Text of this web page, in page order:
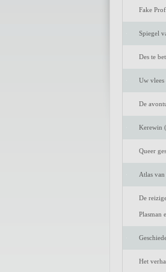
Fake
Spiegel
Des te
Uw vlees
De
Kerewin
Queer
Atlas
De
Plasman
Het